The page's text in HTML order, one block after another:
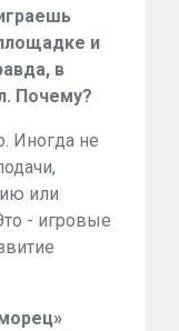
и
в
Почему?
Иногда не
или
- игровые